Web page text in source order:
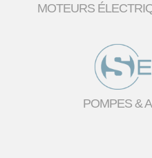
MOTEURS
POMPES &